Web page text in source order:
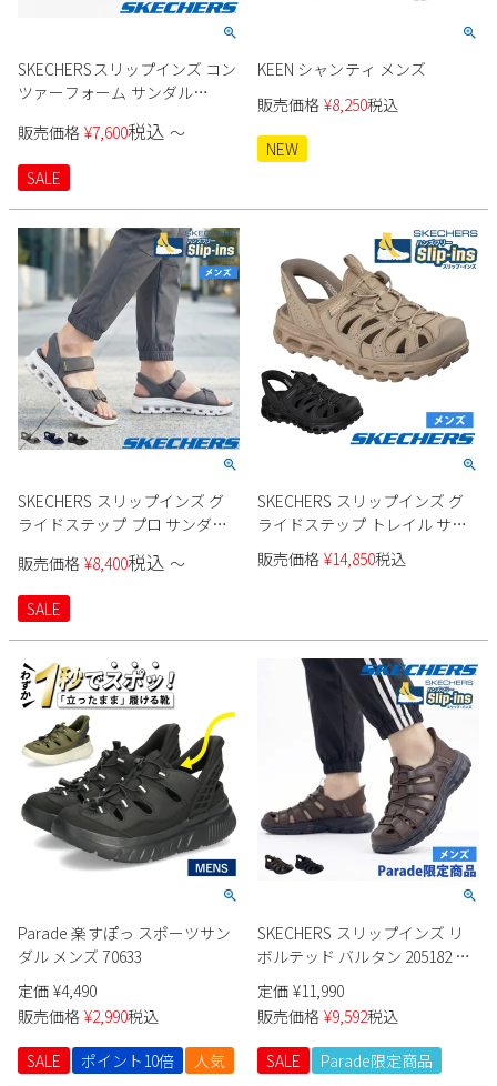
SKECHERSスリップインズ コン
ツァーフォーム サンダル
販売価格 ¥7,600税込 〜
SALE
KEEN シャンティ メンズ
販売価格 ¥8,250税込
NEW
SKECHERS スリップインズ グ
ライドステップ プロ サンダル
販売価格 ¥8,400税込 〜
SALE
SKECHERS スリップインズ グ
ライドステップ トレイル サン
ダル 237473 メンズ
販売価格 ¥14,850税込
Parade 楽すぽっ スポーツサン
ダル メンズ 70633
定価 ¥4,490
販売価格 ¥2,990税込
SALE
ポイント10倍 人気
SKECHERS スリップインズ リ
ボルテッド バルタン 205182 メ
定価 ¥11,990
販売価格 ¥9,592税込
SALE
Parade限定商品